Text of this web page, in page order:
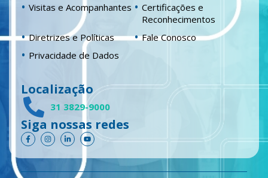
Visitas e Acompanhantes
Certificações e
Reconhecimentos
Diretrizes e Políticas
Fale Conosco
Privacidade de Dados
Localização
31 3829-9000
Siga nossas redes
F
a
c
e
o
I
n
s
t
g
L
i
n
k
d
Y
o
u
t
u
b